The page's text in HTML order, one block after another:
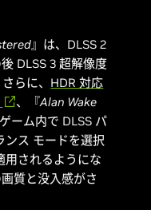
』は、DLSS 2
DLSS 3 超解像度
らに、 HDR 対応
、『Alan Wake
ーム内で DLSS パ
ンス モードを選択
用されるようにな
質と没入感がさ